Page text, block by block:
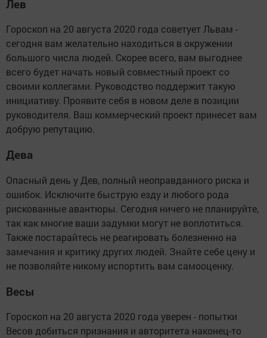
Лев
Гороскоп на 20 августа 2020 года советует Львам -
сегодня вам желательно находиться в окружении
большого числа людей. Скорее всего, вам выгоднее
всего будет начать новый совместный проект со
своими коллегами. Руководство поддержит такую
инициативу. Проявите себя в новом деле в позиции
руководителя. Ваш коммерческий проект принесет вам
добрую репутацию.
Дева
Опасный день у Дев, полный неоправданного риска и
ошибок. Исключите быструю езду и любого рода
рискованные авантюры. Сегодня ничего не планируйте,
так как многие ваши задумки могут не воплотиться.
Также постарайтесь не реагировать болезненно на
замечания и критику других людей. Знайте себе цену и
не позволяйте никому испортить вам самооценку.
Весы
Гороскоп на 20 августа 2020 года уверен - попытки
Весов добиться признания и авторитета наконец-то